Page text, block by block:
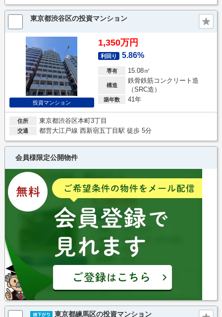
東京都渋谷区の投資マンション
投資マンション
1,350万円
利回り 5.86%
専有 15.08㎡
構造
鉄骨鉄筋コンクリート造
（SRC造）
築年数 41年
住所 東京都渋谷区本町3丁目
交通 都営大江戸線 西新宿五丁目駅 徒歩 5分
会員様限定公開物件
東京都練馬区の投資マンション